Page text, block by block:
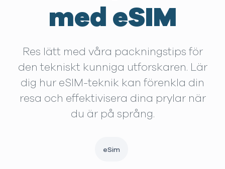
med eSIM
Res lätt med våra packningstips för
den tekniskt kunniga utforskaren. Lär
dig hur eSIM-teknik kan förenkla din
resa och effektivisera dina prylar när
du är på språng.
eSim